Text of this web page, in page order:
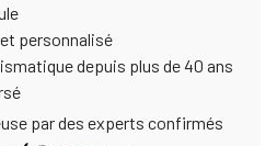
personnalisé
depuis plus de 40 ans
par des experts confirmés